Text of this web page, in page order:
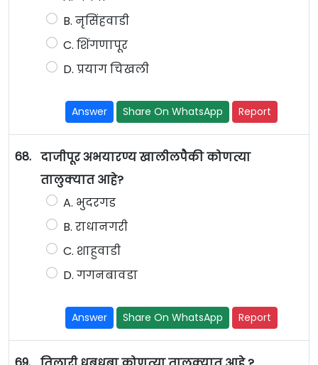
B. नृसिंहवाडी
C. शिंगणापूर
D. प्रयाग चिखली
Answer Share On WhatsApp Report
68. दाजीपूर अभयारण्य खालीलपैकी कोणत्या
तालुक्यात आहे?
A. भुदरगड
B. राधानगरी
C. शाहुवाडी
D. गगनबावडा
Answer Share On WhatsApp Report